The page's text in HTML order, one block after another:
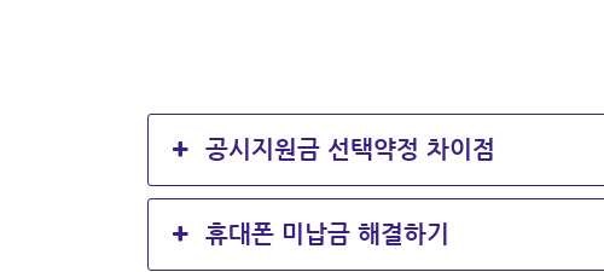
공시지원금 선택약정 차이점
휴대폰 미납금 해결하기